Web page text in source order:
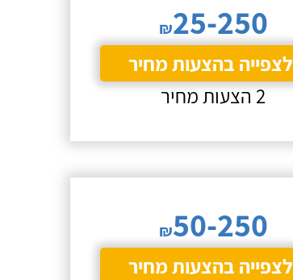
₪25-250
לצפייה בהצעות מחיר
2 הצעות מחיר
₪50-250
לצפייה בהצעות מחיר